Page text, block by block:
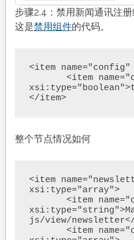
步骤2.4：禁用新闻通讯注册
这是禁用组件的代码。
<item
</item>
整个节点情况如何
<item
xsi:type="array">
js/view/